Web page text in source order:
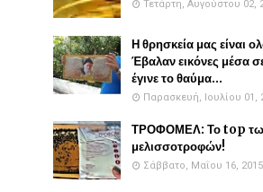
Τετάρτη, Αυγούστου 02,
Η θρησκεία μας είναι
Έβαλαν εικόνες μέσα
έγινε το θαύμα...
Παρασκευή, Ιουλίου 01,
ΤΡΟΦΟΜΕΛ: Το top
μελισσοτροφών!
Σάββατο, Μαΐου 16, 2015